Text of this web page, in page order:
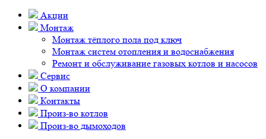
Акции
Монтаж
Монтаж тёплого пола под ключ
Монтаж систем отопления и водоснабжения
Ремонт и обслуживание газовых котлов и насосов
Сервис
О компании
Контакты
Произ-во котлов
Произ-во дымоходов